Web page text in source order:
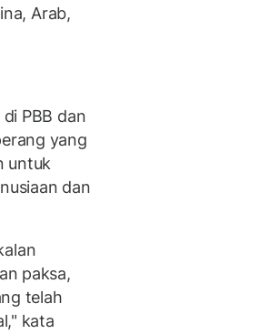
Arab,
PBB dan
yang
untuk
dan
paksa,
telah
kata